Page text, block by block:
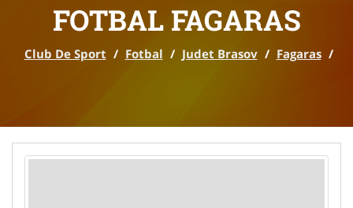
FOTBAL FAGARAS
Club De Sport / Fotbal / Judet Brasov / Fagaras /